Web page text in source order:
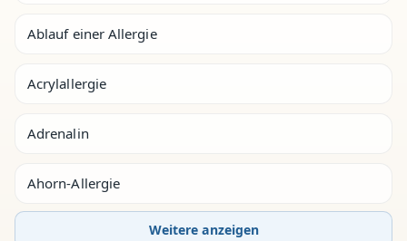
Ablauf einer Allergie
Acrylallergie
Adrenalin
Ahorn-Allergie
Weitere anzeigen